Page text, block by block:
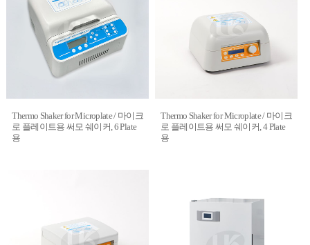
Thermo Shaker for Microplate / 마이크
로 플레이트용 써모 쉐이커, 6 Plate
용
Thermo Shaker for Microplate / 마이크
로 플레이트용 써모 쉐이커, 4 Plate
용